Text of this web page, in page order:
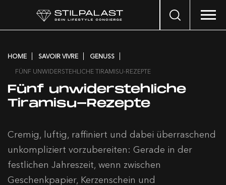
Search
HOME SAVOIR VIVRE
GENUSS
FÜNF UNWIDERSTEHLICHE TIRAMISU-REZEPTE
Fünf unwiderstehliche
Tiramisu-Rezepte
Cremig, luftig, raffiniert und dabei überraschend
unkompliziert vorzubereiten: Gerade in der
festlichen Jahreszeit, wenn zwischen
Geschenkpapier, Kerzenschein und